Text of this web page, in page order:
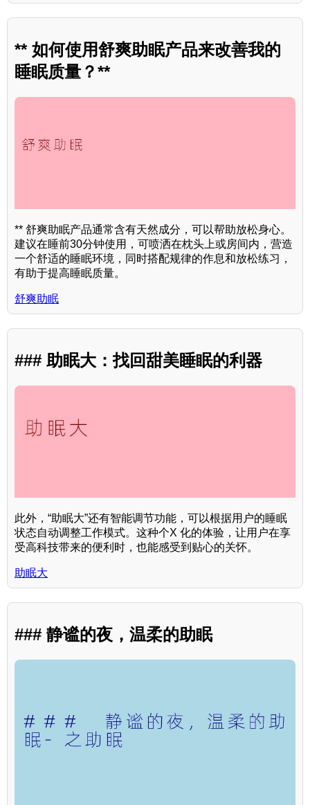
** 如何使用舒爽助眠产品来改善我的
睡眠质量？**
** 舒爽助眠产品通常含有天然成分，可以帮助放松身心。
建议在睡前30分钟使用，可喷洒在枕头上或房间内，营造
一个舒适的睡眠环境，同时搭配规律的作息和放松练习，
有助于提高睡眠质量。
舒爽助眠
### 助眠大：找回甜美睡眠的利器
此外，“助眠大”还有智能调节功能，可以根据用户的睡眠
状态自动调整工作模式。这种个X 化的体验，让用户在享
受高科技带来的便利时，也能感受到贴心的关怀。
助眠大
### 静谧的夜，温柔的助眠